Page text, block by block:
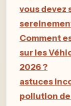
vous devez
Comment
sur les
2026 ?
astuces
pollution